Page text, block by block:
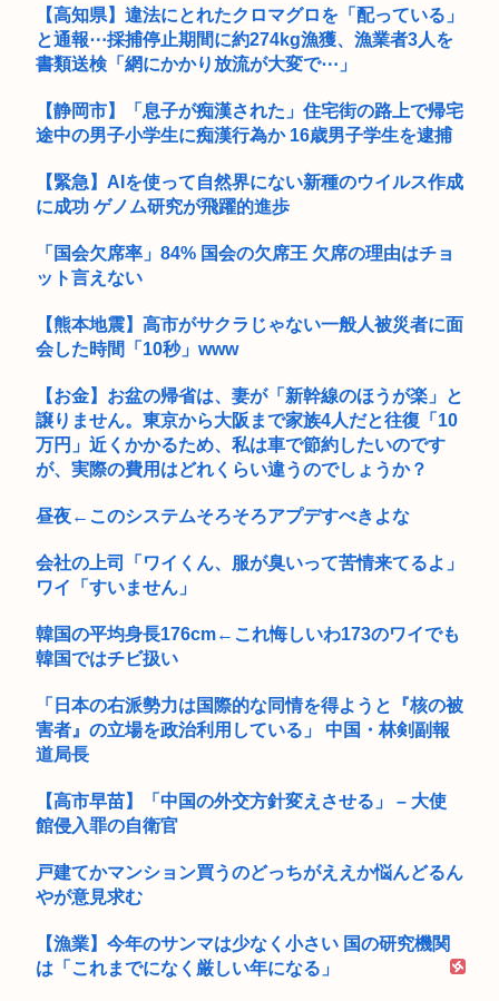
部屋作りゲーム、確率で出現するイカを見るとクラッシュする
不具合が...
【高知県】違法にとれたクロマグロを「配っている」
と通報⋯採捕停止期間に約274kg漁獲、漁業者3人を
書類送検「網にかかり放流が大変で⋯」
【静岡市】「息子が痴漢された」住宅街の路上で帰宅
途中の男子小学生に痴漢行為か 16歳男子学生を逮捕
【緊急】AIを使って自然界にない新種のウイルス作成
に成功 ゲノム研究が飛躍的進歩
「国会欠席率」84% 国会の欠席王 欠席の理由はチョ
ット言えない
【熊本地震】高市がサクラじゃない一般人被災者に面
会した時間「10秒」www
【お金】お盆の帰省は、妻が「新幹線のほうが楽」と
譲りません。東京から大阪まで家族4人だと往復「10
万円」近くかかるため、私は車で節約したいのです
が、実際の費用はどれくらい違うのでしょうか？
昼夜←このシステムそろそろアプデすべきよな
会社の上司「ワイくん、服が臭いって苦情来てるよ」
ワイ「すいません」
韓国の平均身長176cm←これ悔しいわ173のワイでも
韓国ではチビ扱い
「日本の右派勢力は国際的な同情を得ようと『核の被
害者』の立場を政治利用している」 中国・林剣副報
道局長
【高市早苗】「中国の外交方針変えさせる」 – 大使
館侵入罪の自衛官
戸建てかマンション買うのどっちがええか悩んどるん
やが意見求む
【漁業】今年のサンマは少なく小さい 国の研究機関
は「これまでになく厳しい年になる」